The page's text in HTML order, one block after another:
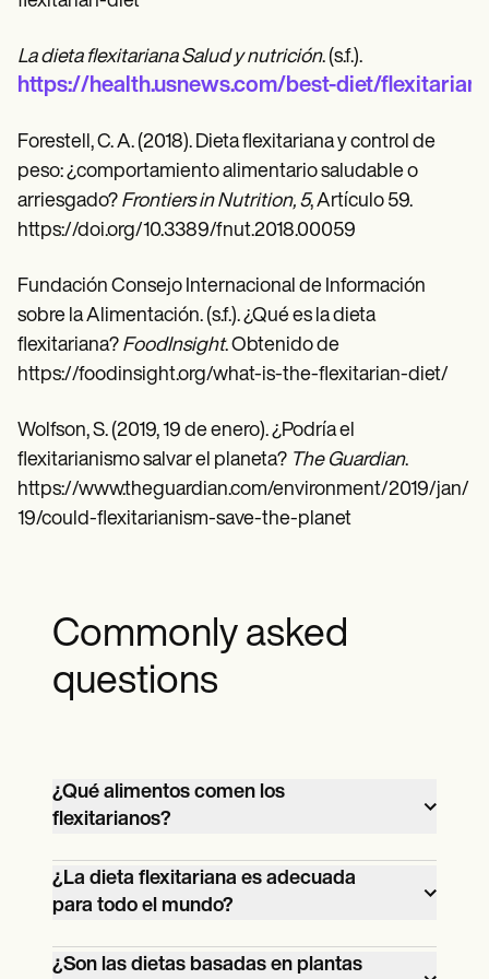
La dieta flexitariana Salud y nutrición. (s.f.).
https://health.usnews.com/best-diet/
Forestell, C. A. (2018). Dieta flexitariana y control de
peso: ¿comportamiento alimentario saludable o
arriesgado? Frontiers in Nutrition, 5, Artículo 59.
https://doi.org/10.3389/fnut.2018.00059
Fundación Consejo Internacional de Información
sobre la Alimentación. (s.f.). ¿Qué es la dieta
flexitariana? FoodInsight. Obtenido de
https://foodinsight.org/what-is-the-flexitarian-diet/
Wolfson, S. (2019, 19 de enero). ¿Podría el
flexitarianismo salvar el planeta? The Guardian.
https://www.theguardian.com/environment/2019/jan/
19/could-flexitarianism-save-the-planet
Commonly asked
questions
¿Qué alimentos comen los
flexitarianos?
Los flexitarianos consumen
principalmente alimentos vegetales
como frutas, verduras, cereales integrales,
frutos secos, semillas, legumbres y grasas
¿La dieta flexitariana es adecuada
para todo el mundo?
Personas de todas las edades pueden
seguir la dieta flexitariana, ya que es
¿Son las dietas basadas en plantas